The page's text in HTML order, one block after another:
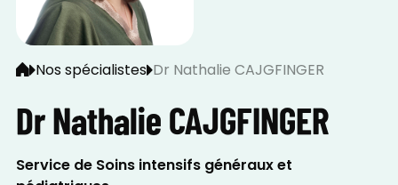
Nos spécialistes Dr Nathalie CAJGFINGER
Dr Nathalie CAJGFINGER
Service de Soins intensifs généraux et